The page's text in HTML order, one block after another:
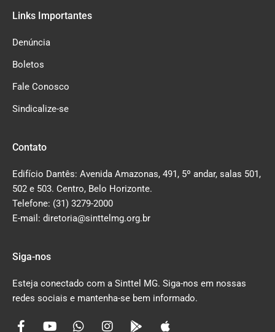
Links Importantes
Denúncia
Boletos
Fale Conosco
Sindicalize-se
Contato
Edifício Dantês: Avenida Amazonas, 491, 5º andar, salas 501,
502 e 503. Centro, Belo Horizonte.
Telefone: (31) 3279-2000
E-mail: diretoria@sinttelmg.org.br
Siga-nos
Esteja conectado com a Sinttel MG. Siga-nos em nossas
redes sociais e mantenha-se bem informado.